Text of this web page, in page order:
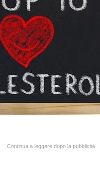
Continua a leggere dopo la pubblicità